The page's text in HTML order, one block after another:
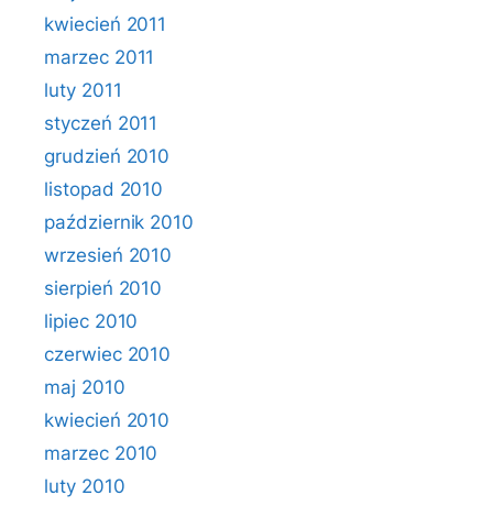
kwiecień 2011
marzec 2011
luty 2011
styczeń 2011
grudzień 2010
listopad 2010
październik 2010
wrzesień 2010
sierpień 2010
lipiec 2010
czerwiec 2010
maj 2010
kwiecień 2010
marzec 2010
luty 2010